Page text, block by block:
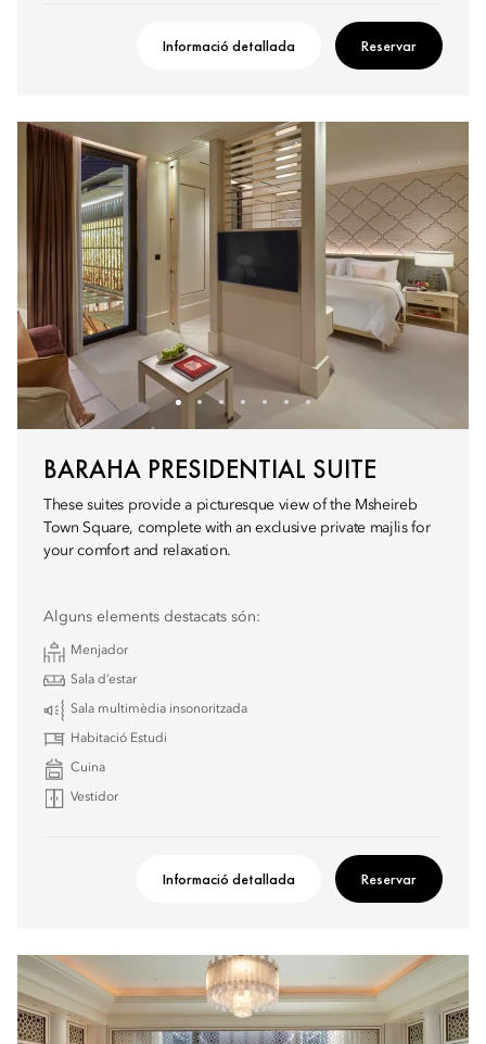
Informació detallada Reservar
BARAHA PRESIDENTIAL SUITE
These suites provide a picturesque view of the Msheireb
Town Square, complete with an exclusive private majlis for
your comfort and relaxation.
Alguns elements destacats són:
Menjador
Sala d’estar
Sala multimèdia insonoritzada
Habitació Estudi
Cuina
Vestidor
Informació detallada Reservar